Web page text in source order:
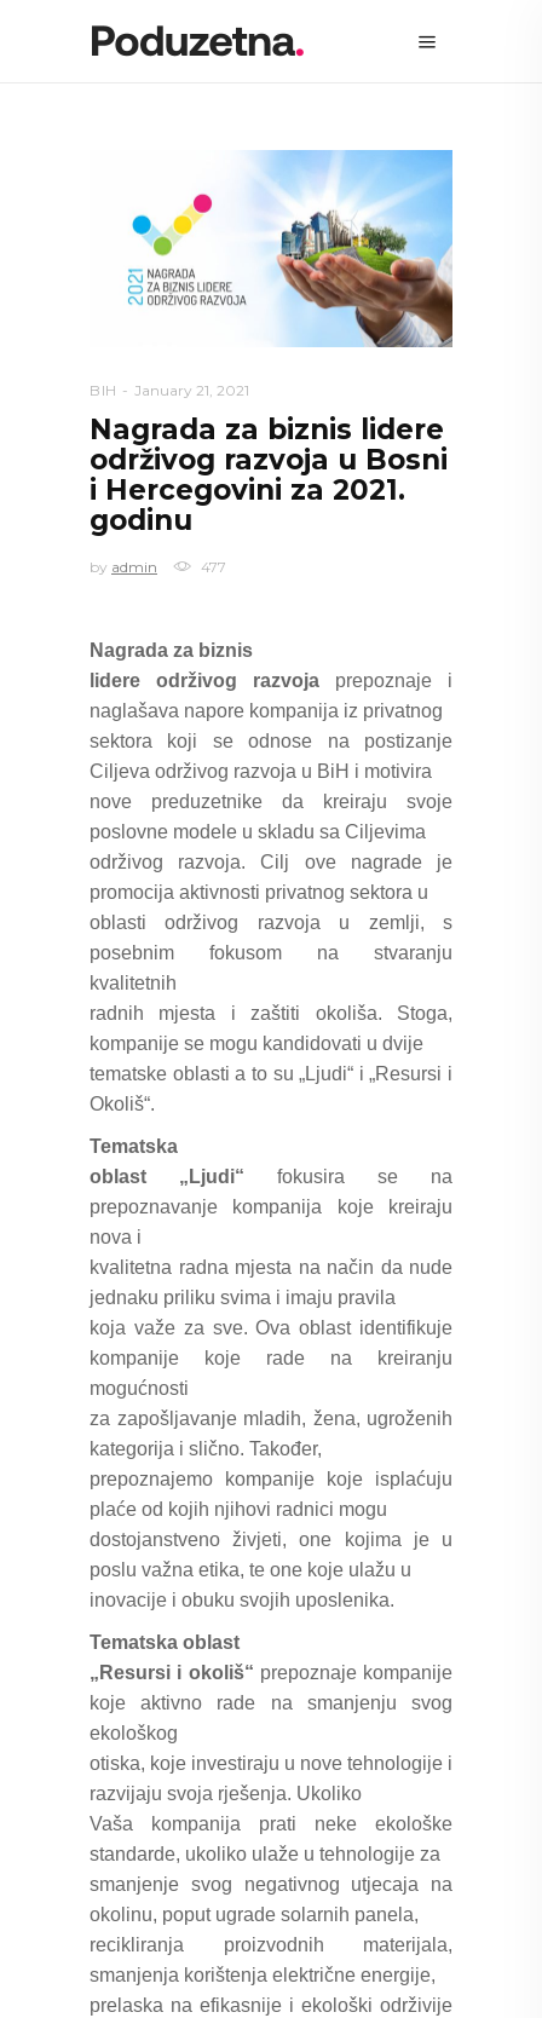
BIH January 21, 2021
Nagrada za biznis lidere
održivog razvoja u Bosni
i Hercegovini za 2021.
godinu
by admin 477
Nagrada za biznis
lidere održivog razvoja prepoznaje i
naglašava napore kompanija iz privatnog
sektora koji se odnose na postizanje
Ciljeva održivog razvoja u BiH i motivira
nove preduzetnike da kreiraju svoje
poslovne modele u skladu sa Ciljevima
održivog razvoja. Cilj ove nagrade je
promocija aktivnosti privatnog sektora u
oblasti održivog razvoja u zemlji, s
posebnim fokusom na stvaranju
kvalitetnih
radnih mjesta i zaštiti okoliša. Stoga,
kompanije se mogu kandidovati u dvije
tematske oblasti a to su „Ljudi“ i „Resursi i
Okoliš“.
Tematska
oblast „Ljudi“ fokusira se na
prepoznavanje kompanija koje kreiraju
nova i
kvalitetna radna mjesta na način da nude
jednaku priliku svima i imaju pravila
koja važe za sve. Ova oblast identifikuje
kompanije koje rade na kreiranju
mogućnosti
za zapošljavanje mladih, žena, ugroženih
kategorija i slično. Također,
prepoznajemo kompanije koje isplaćuju
plaće od kojih njihovi radnici mogu
dostojanstveno živjeti, one kojima je u
poslu važna etika, te one koje ulažu u
inovacije i obuku svojih uposlenika.
Tematska oblast
„Resursi i okoliš“ prepoznaje kompanije
koje aktivno rade na smanjenju svog
ekološkog
otiska, koje investiraju u nove tehnologije i
razvijaju svoja rješenja. Ukoliko
Vaša kompanija prati neke ekološke
standarde, ukoliko ulaže u tehnologije za
smanjenje svog negativnog utjecaja na
okolinu, poput ugrade solarnih panela,
recikliranja proizvodnih materijala,
smanjenja korištenja električne energije,
prelaska na efikasnije i ekološki održivije